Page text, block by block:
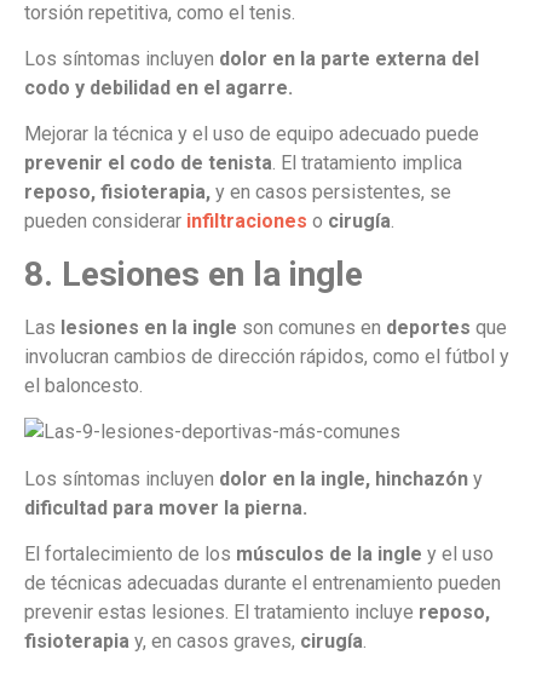
torsión repetitiva, como el tenis.
Los síntomas incluyen dolor en la parte externa del
codo y debilidad en el agarre.
Mejorar la técnica y el uso de equipo adecuado puede
prevenir el codo de tenista. El tratamiento implica
reposo, fisioterapia, y en casos persistentes, se
pueden considerar infiltraciones o cirugía.
8. Lesiones en la ingle
Las lesiones en la ingle son comunes en deportes que
involucran cambios de dirección rápidos, como el fútbol y
el baloncesto.
Los síntomas incluyen dolor en la ingle, hinchazón y
dificultad para mover la pierna.
El fortalecimiento de los músculos de la ingle y el uso
de técnicas adecuadas durante el entrenamiento pueden
prevenir estas lesiones. El tratamiento incluye reposo,
fisioterapia y, en casos graves, cirugía.